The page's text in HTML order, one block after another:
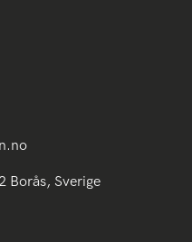
Borås, Sverige